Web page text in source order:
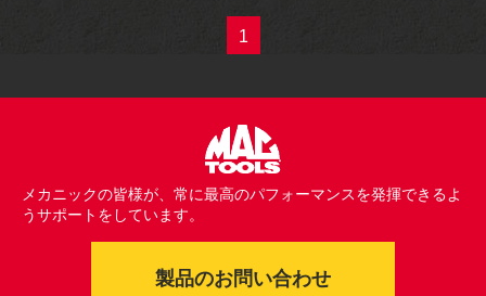
1
メカニックの皆様が、常に最高のパフォーマンスを発揮できるよ
うサポートをしています。
製品のお問い合わせ